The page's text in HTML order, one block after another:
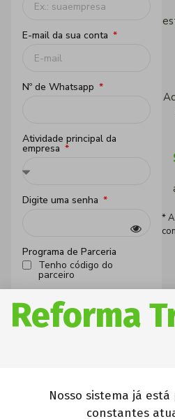
*
E-mail da sua conta
Nº de Whatsapp
Atividade principal da
empresa
Digite uma senha
Programa de Parceria
Tenho código do
parceiro
Declaro ter lido e aceito
ostermos de usoe apolítica
Já possui conta?Faça
Reforma
Nosso sistema já
constantes